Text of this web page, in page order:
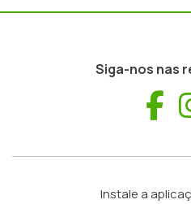
Siga-nos nas
Instale a